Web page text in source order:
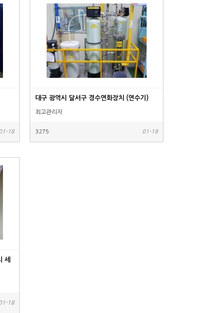
18
대구 광역시 달서구 경수연화장치 (연수기)
최고관리자
3275 01-18
세
18